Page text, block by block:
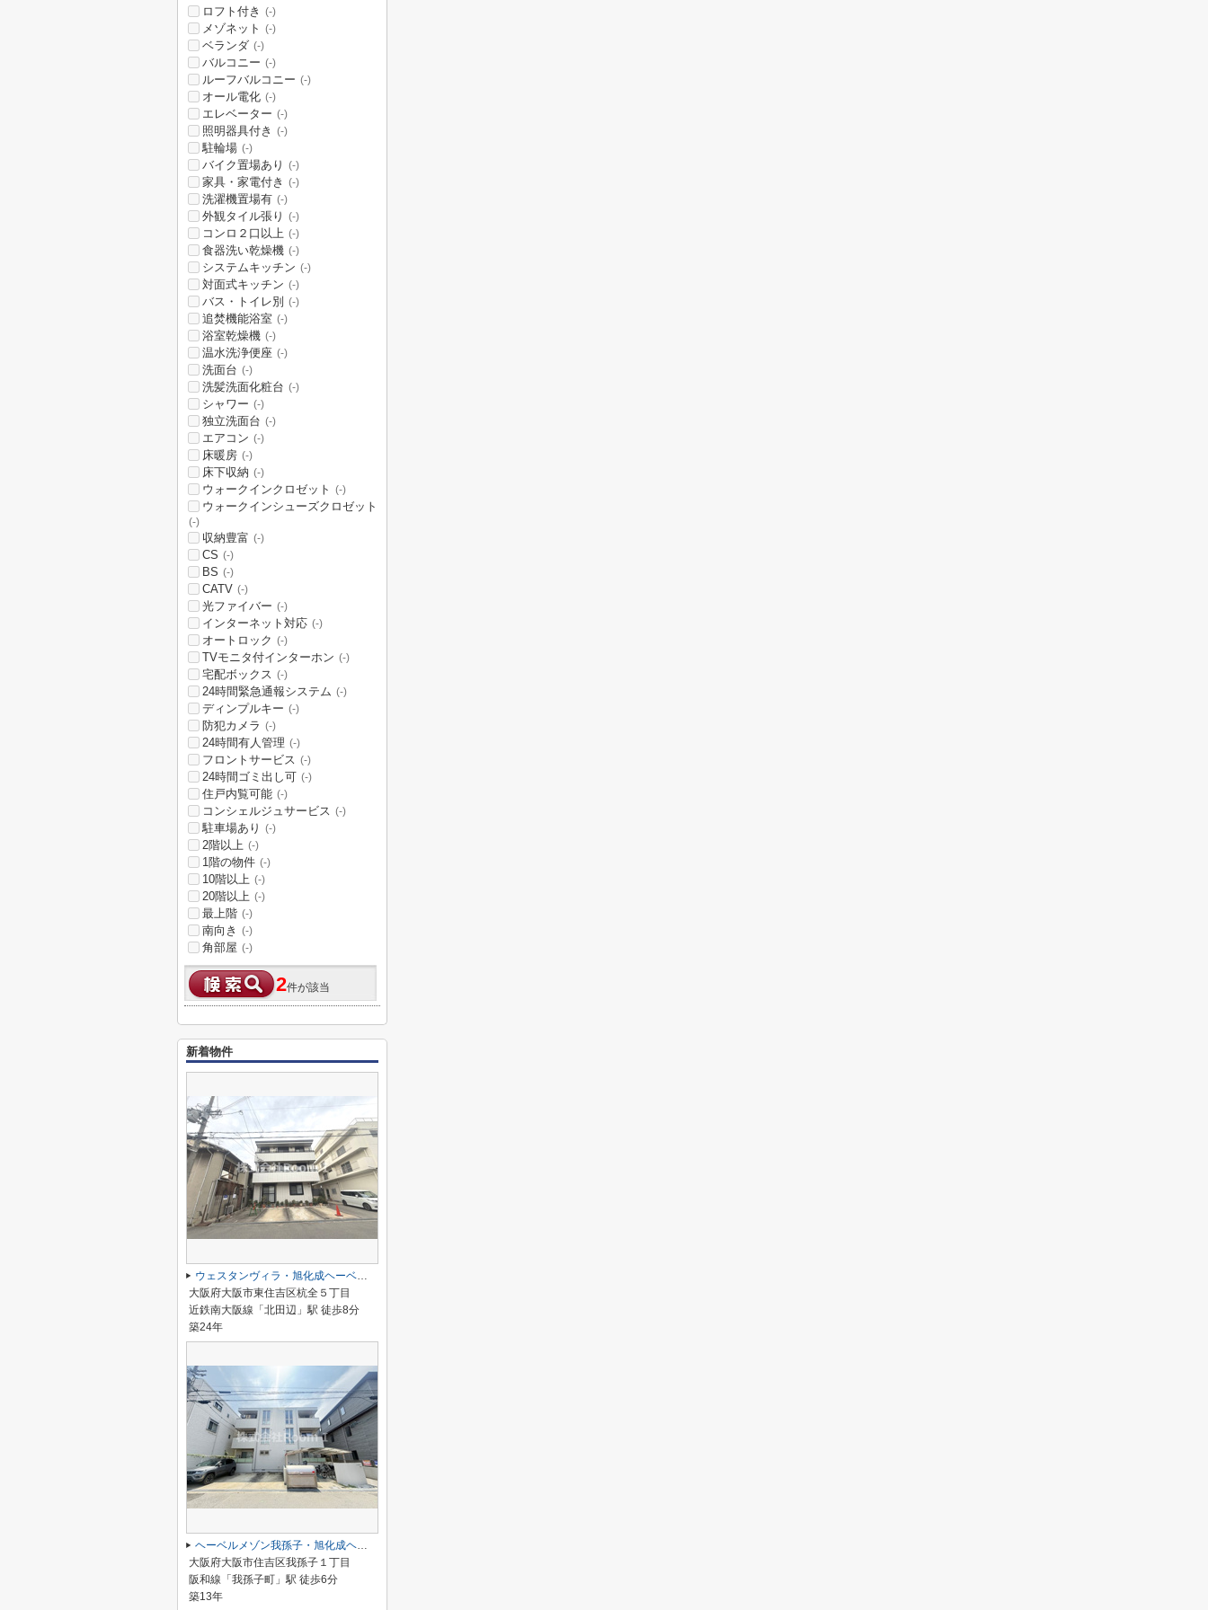
ロフト付き
(-)
メゾネット (-)
ベランダ (-)
バルコニー (-)
ルーフバルコニー (-)
オール電化 (-)
エレベーター (-)
照明器具付き (-)
駐輪場 (-)
バイク置場あり (-)
家具・家電付き (-)
洗濯機置場有 (-)
外観タイル張り (-)
コンロ２口以上 (-)
食器洗い乾燥機 (-)
システムキッチン (-)
対面式キッチン (-)
バス・トイレ別 (-)
追焚機能浴室 (-)
浴室乾燥機 (-)
温水洗浄便座 (-)
洗面台 (-)
洗髪洗面化粧台 (-)
シャワー (-)
独立洗面台 (-)
エアコン (-)
床暖房 (-)
床下収納 (-)
ウォークインクロゼット (-)
ウォークインシューズクロゼット
(-)
収納豊富 (-)
CS (-)
BS (-)
CATV (-)
光ファイバー (-)
インターネット対応 (-)
オートロック (-)
TVモニタ付インターホン (-)
宅配ボックス (-)
24時間緊急通報システム (-)
ディンプルキー (-)
防犯カメラ (-)
24時間有人管理 (-)
フロントサービス (-)
24時間ゴミ出し可 (-)
住戸内覧可能 (-)
コンシェルジュサービス (-)
駐車場あり (-)
2階以上 (-)
1階の物件 (-)
10階以上 (-)
20階以上 (-)
最上階 (-)
南向き (-)
角部屋 (-)
2件が該当
新着物件
ウェスタンヴィラ・旭化成ヘーベルメゾンHEBEL HAUS
大阪府大阪市東住吉区杭全５丁目
近鉄南大阪線「北田辺」駅 徒歩8分
築24年
ヘーベルメゾン我孫子・旭化成ヘーベルメゾンHEBEL HAUS
大阪府大阪市住吉区我孫子１丁目
阪和線「我孫子町」駅 徒歩6分
築13年